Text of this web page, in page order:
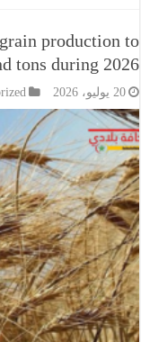
in grain
tons during